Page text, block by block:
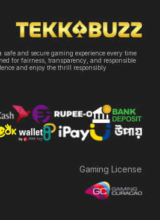
brings you a safe and secure gaming experience
is designed for fairness, transparency, and
Play with confidence and enjoy the thrill responsibly.